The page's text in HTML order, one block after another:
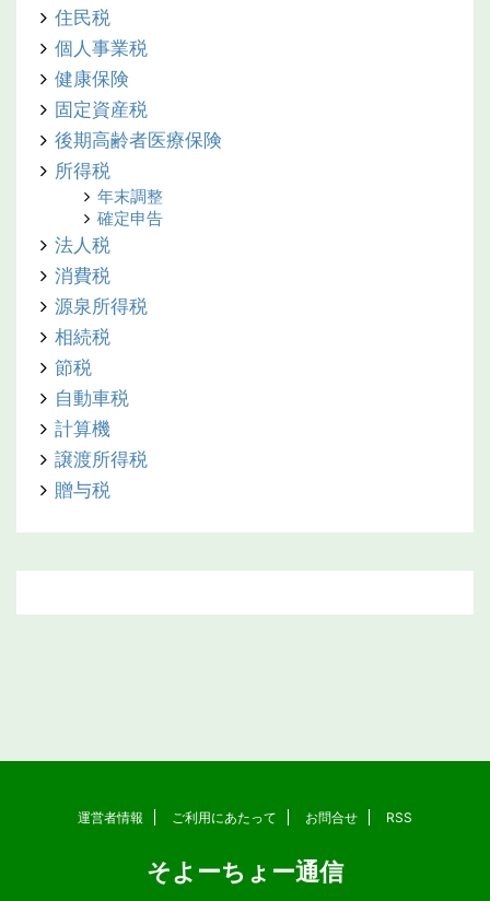
住民税
個人事業税
健康保険
固定資産税
後期高齢者医療保険
所得税
年末調整
確定申告
法人税
消費税
源泉所得税
相続税
節税
自動車税
計算機
譲渡所得税
贈与税
運営者情報 ご利用にあたって お問合せ RSS
そよーちょー通信
Copyright© そよーちょー通信 , 2026 All Rights